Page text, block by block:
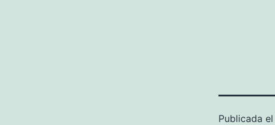
Publicada el